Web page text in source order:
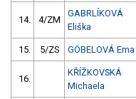
14. 4/ZM
GABRLÍKOVÁ
Eliška
15. 5/ZS GÖBELOVÁ Ema
16.
KŘÍŽKOVSKÁ
Michaela